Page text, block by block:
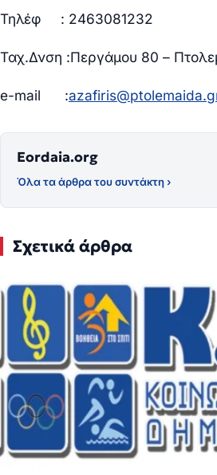
Τηλέφ : 2463081232
Ταχ.Δνση :Περγάμου 80 –
e-mail :
Eordaia.org
Όλα τα άρθρα του συντάκτη ›
Σχετικά άρθρα